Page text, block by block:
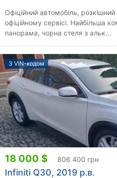
Офіційний автомобіль,
офіційному сервісі. Найбільша
панорама, чорна стеля з альк...
З VIN-кодом
18 000 $ 806 400 грн
Infiniti Q30, 2019 р.в.